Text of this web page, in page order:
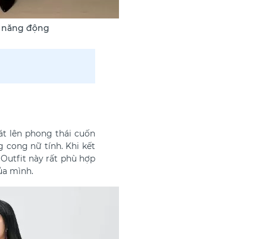
động
lên phong thái cuốn
cong nữ tính. Khi kết
Outfit này rất phù hợp
mình.